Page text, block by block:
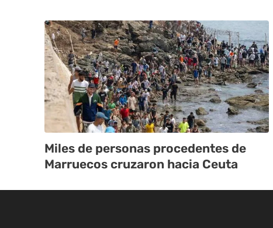
Miles de personas procedentes de
Marruecos cruzaron hacia Ceuta